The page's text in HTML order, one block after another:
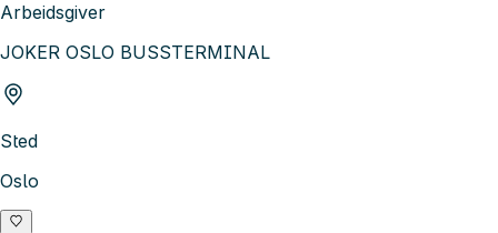
Arbeidsgiver
JOKER OSLO BUSSTERMINAL
Sted
Oslo